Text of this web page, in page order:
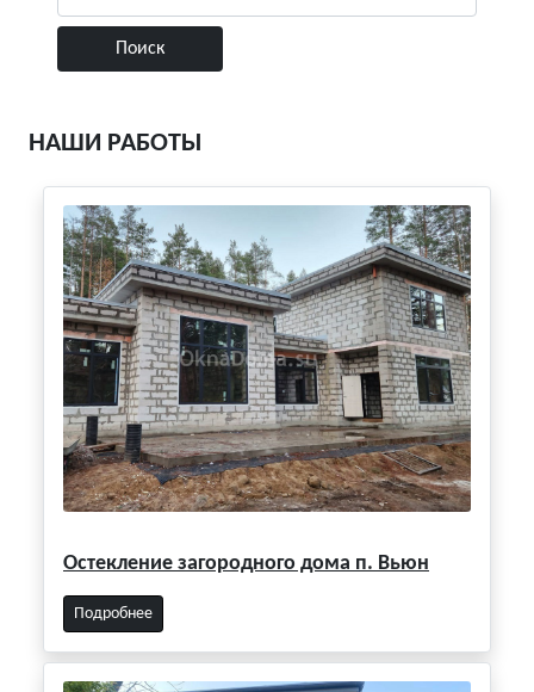
НАШИ РАБОТЫ
Остекление загородного дома п. Вьюн
Подробнее